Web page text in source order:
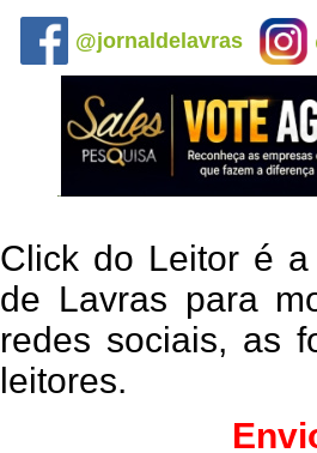
@jornaldelavras
Click do Leitor é
de Lavras para
redes sociais, as
leitores.